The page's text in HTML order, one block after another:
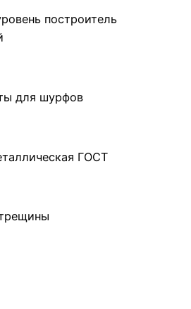
построитель
для шурфов
ГОСТ